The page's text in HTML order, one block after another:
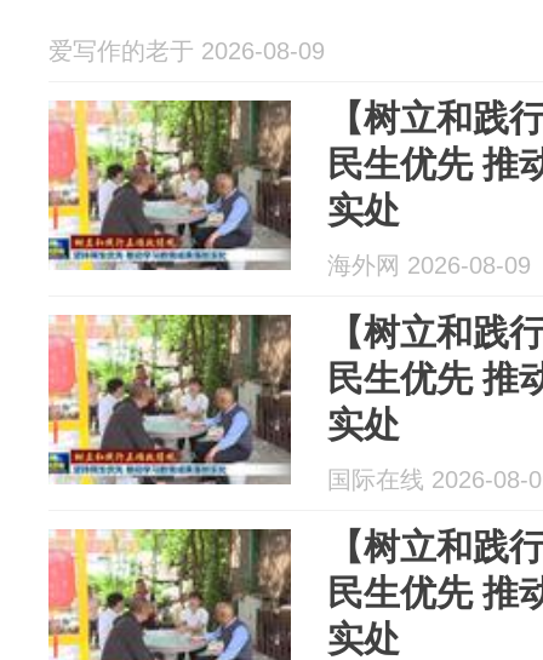
爱写作的老于 2026-08-09
【树立和践
民生优先 推
实处
海外网 2026-08-09
【树立和践
民生优先 推
实处
国际在线 2026-08-
【树立和践
民生优先 推
实处